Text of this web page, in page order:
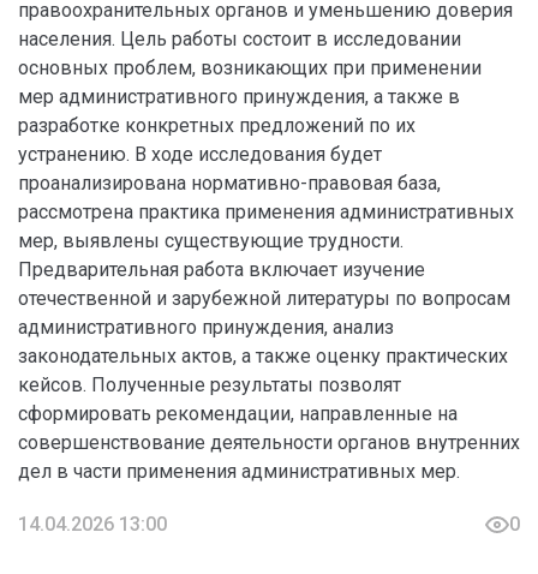
правоохранительных органов и уменьшению доверия
населения. Цель работы состоит в исследовании
основных проблем, возникающих при применении
мер административного принуждения, а также в
разработке конкретных предложений по их
устранению. В ходе исследования будет
проанализирована нормативно-правовая база,
рассмотрена практика применения административных
мер, выявлены существующие трудности.
Предварительная работа включает изучение
отечественной и зарубежной литературы по вопросам
административного принуждения, анализ
законодательных актов, а также оценку практических
кейсов. Полученные результаты позволят
сформировать рекомендации, направленные на
совершенствование деятельности органов внутренних
дел в части применения административных мер.
14.04.2026 13:00 0